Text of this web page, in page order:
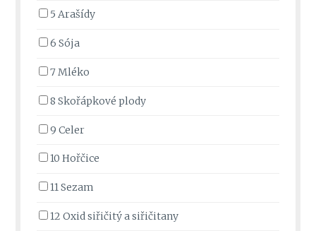
5 Arašídy
6 Sója
7 Mléko
8 Skořápkové plody
9 Celer
10 Hořčice
11 Sezam
12 Oxid siřičitý a siřičitany